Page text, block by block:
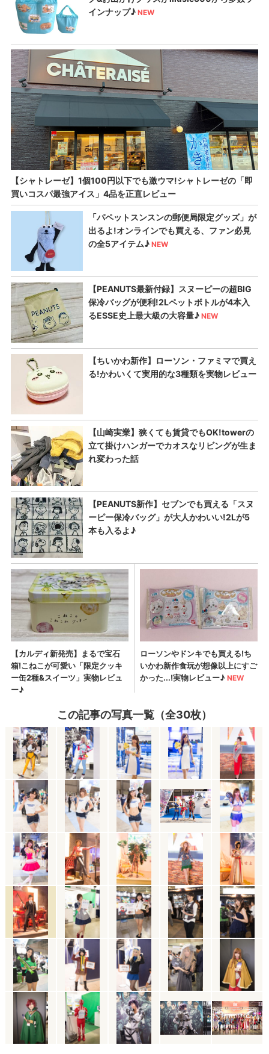
この記事の写真一覧（全30枚）